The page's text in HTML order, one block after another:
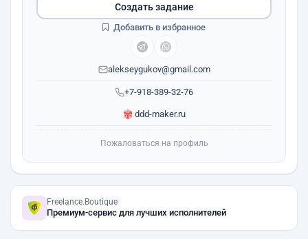
+7-918-389-32-76
alekseygukov@gmail.com
ddd-maker.ru
Создать задание
Добавить в избранное
Пожаловаться на профиль
Freelance.Boutique
Премиум-сервис для лучших исполнителей